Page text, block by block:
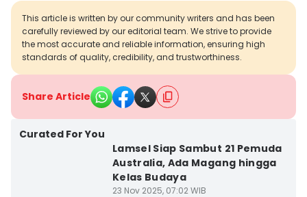
This article is written by our community writers and has been
carefully reviewed by our editorial team. We strive to provide
the most accurate and reliable information, ensuring high
standards of quality, credibility, and trustworthiness.
Share Article
Curated For You
Lamsel Siap Sambut 21 Pemuda
Australia, Ada Magang hingga
Kelas Budaya
23 Nov 2025, 07:02 WIB